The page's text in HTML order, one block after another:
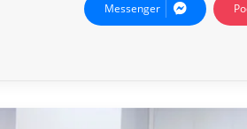
Messenger